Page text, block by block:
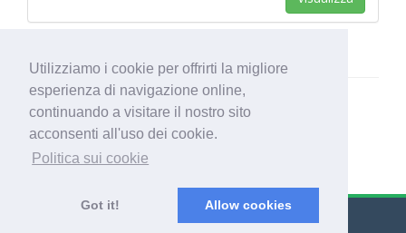
Utilizziamo i cookie per offrirti la migliore
esperienza di navigazione online,
continuando a visitare il nostro sito
acconsenti all'uso dei cookie.
Politica sui cookie
Got it! Allow cookies
© Export Worldwide 2026